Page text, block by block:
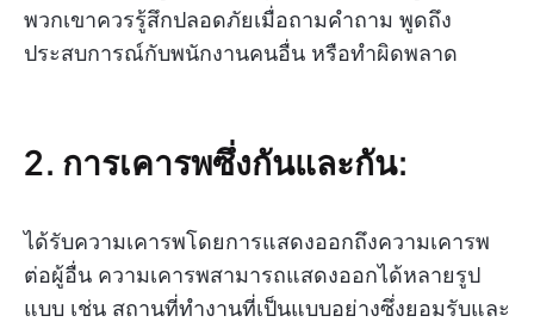
พวกเขาควรรู้สึกปลอดภัยเมื่อถามคำถาม พูดถึง
ประสบการณ์กับพนักงานคนอื่น หรือทำผิดพลาด
2. การเคารพซึ่งกันและกัน:
ได้รับความเคารพโดยการแสดงออกถึงความเคารพ
ต่อผู้อื่น ความเคารพสามารถแสดงออกได้หลายรูป
แบบ เช่น สถานที่ทำงานที่เป็นแบบอย่างซึ่งยอมรับและ